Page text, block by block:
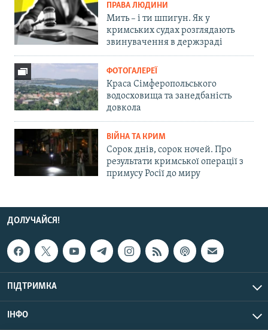
ПРАВА ЛЮДИНИ
Мить – і ти шпигун. Як у
кримських судах розглядають
звинувачення в держзраді
ФОТОГАЛЕРЕЇ
Краса Сімферопольського
водосховища та занедбаність
довкола
ВІЙНА ТА КРИМ
Сорок днів, сорок ночей. Про
результати кримської операції з
примусу Росії до миру
ДОЛУЧАЙСЯ!
ПІДТРИМКА
ІНФО